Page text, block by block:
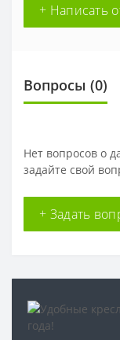
+ Написать
Вопросы (0)
Нет вопросов о
задайте свой
+ Задать